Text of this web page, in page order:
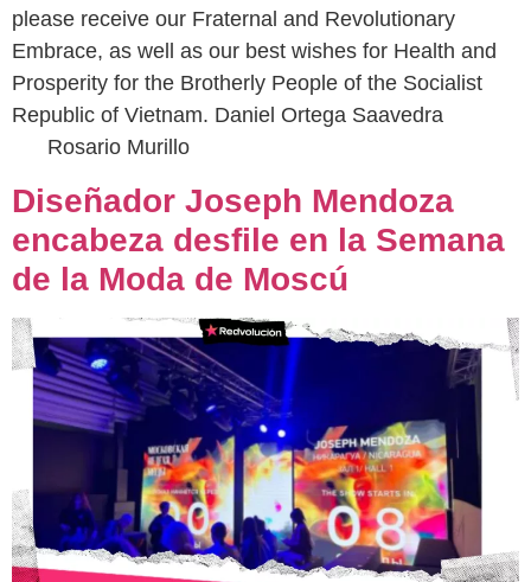
please receive our Fraternal and Revolutionary
Embrace, as well as our best wishes for Health and
Prosperity for the Brotherly People of the Socialist
Republic of Vietnam. Daniel Ortega Saavedra
Rosario Murillo
Diseñador Joseph Mendoza
encabeza desfile en la Semana
de la Moda de Moscú